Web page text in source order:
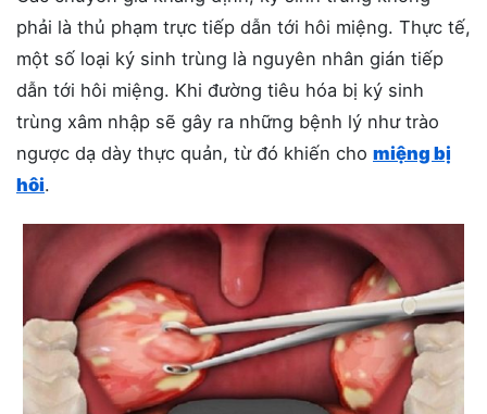
phải là thủ phạm trực tiếp dẫn tới hôi miệng. Thực tế,
một số loại ký sinh trùng là nguyên nhân gián tiếp
dẫn tới hôi miệng. Khi đường tiêu hóa bị ký sinh
trùng xâm nhập sẽ gây ra những bệnh lý như trào
ngược dạ dày thực quản, từ đó khiến cho miệng bị
hôi.